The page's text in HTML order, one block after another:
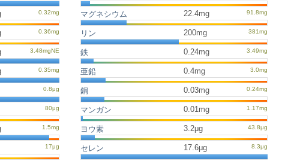
マグネシウム 22.4mg
リン 200mg
鉄 0.24mg
亜鉛 0.4mg
銅 0.03mg
マンガン 0.01mg
ヨウ素 3.2μg
セレン 17.6μg